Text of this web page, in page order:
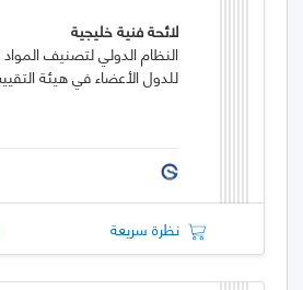
لائحة فنية خليجية
للدول الأعضاء في هيئة
نظرة سريعة